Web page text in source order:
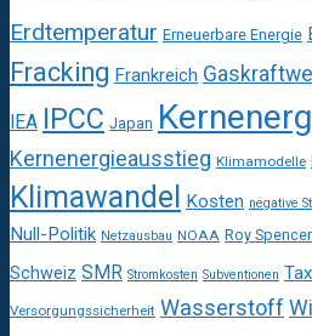
Erdtemperatur Erneuerbare Energie
Fracking Frankreich
IEA IPCC Japan
Kernenergieausstieg Klimamodelle
Klimawandel Kosten negative
Null-Politik Netzausbau NOAA Roy Spencer
Schweiz SMR Stromkosten Subventionen
Versorgungssicherheit Wasserstoff